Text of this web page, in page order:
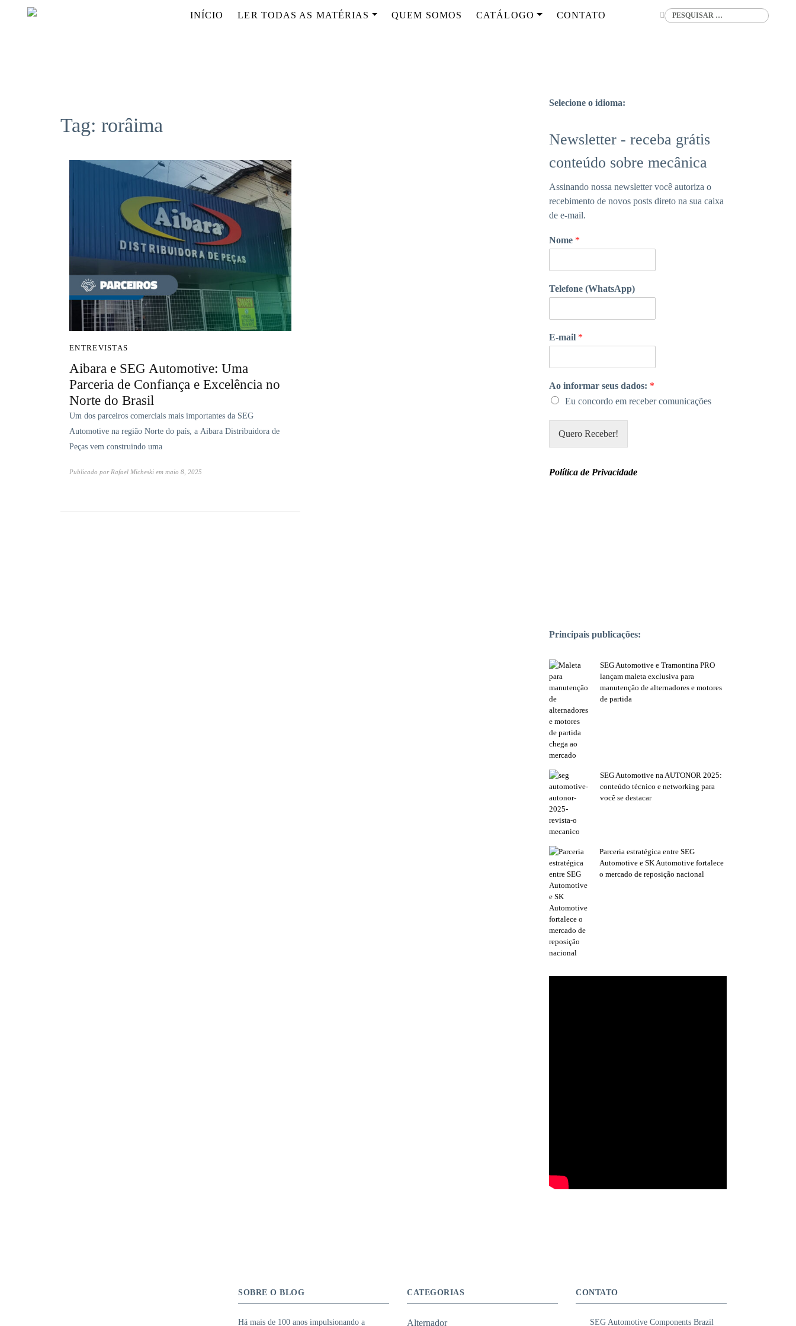
INÍCIO
LER TODAS AS MATÉRIAS QUEM SOMOS CATÁLOGO CONTATO
Buscar
Tag: rorâima
ENTREVISTAS
Aibara e SEG Automotive: Uma
Parceria de Confiança e Excelência no
Norte do Brasil
Um dos parceiros comerciais mais importantes da SEG
Automotive na região Norte do país, a Aibara Distribuidora de
Peças vem construindo uma
Publicado por Rafael Micheski em maio 8, 2025
Selecione o idioma:
Newsletter - receba grátis
conteúdo sobre mecânica
Assinando nossa newsletter você autoriza o
recebimento de novos posts direto na sua caixa
de e-mail.
Nome *
Telefone (WhatsApp)
E-mail *
Ao informar seus dados: *
Eu concordo em receber comunicações
Quero Receber!
Política de Privacidade
Principais publicações:
SEG Automotive e Tramontina PRO
lançam maleta exclusiva para
manutenção de alternadores e motores
de partida
SEG Automotive na AUTONOR 2025:
conteúdo técnico e networking para
você se destacar
Parceria estratégica entre SEG
Automotive e SK Automotive fortalece
o mercado de reposição nacional
SOBRE O BLOG
Há mais de 100 anos impulsionando a
CATEGORIAS
Alternador
CONTATO
SEG Automotive Components Brazil